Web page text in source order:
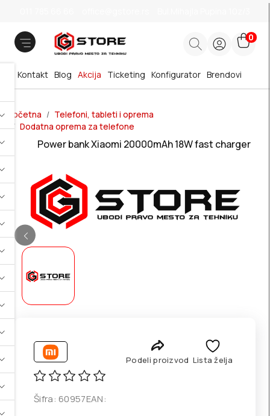
0
Brendovi
Blog Akcija
Kontakt Ticketing Konfigurator
Početna
Telefoni, tableti i oprema
Dodatna oprema za telefone
Power bank Xiaomi 20000mAh 18W fast charger
Podeli proizvod Lista želja
Šifra: 60957EAN: